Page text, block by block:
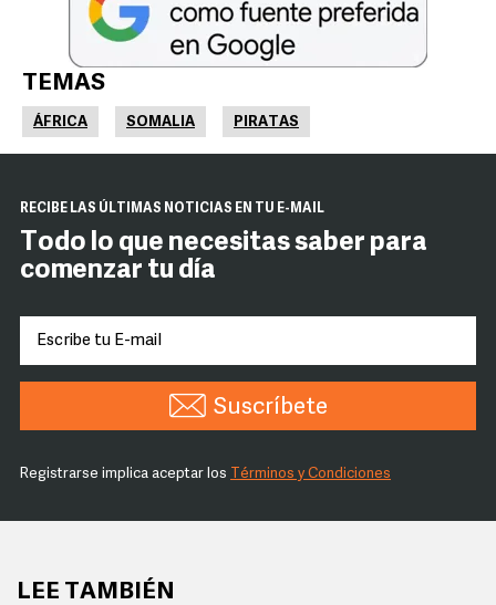
TEMAS
ÁFRICA SOMALIA PIRATAS
RECIBE LAS ÚLTIMAS NOTICIAS EN TU E-MAIL
Todo lo que necesitas saber para
comenzar tu día
Suscríbete
Registrarse implica aceptar los Términos y Condiciones
LEE TAMBIÉN